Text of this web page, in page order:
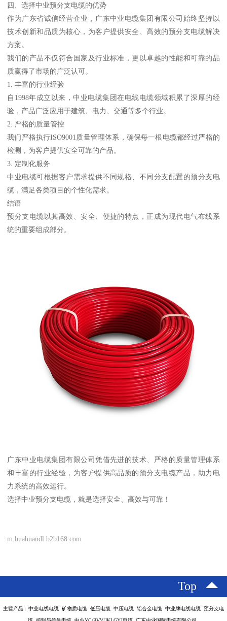
四、选择中业预分支电缆的优势
作为广东省诚信经营企业，广东中业电缆集团有限公司始终坚持以
技术创新和品质为核心，为客户提供安全、高效的预分支电缆解决
方案。
我们的产品不仅符合国家及行业标准，更以卓越的性能和可靠的品
质赢得了市场的广泛认可。
1. 丰富的行业经验
自1998年成立以来，中业电缆集团在电线电缆领域积累了深厚的经
验，产品广泛应用于建筑、电力、交通等多个行业。
2. 严格的质量管控
我们严格执行ISO9001质量管理体系，确保每一根电缆都经过严格的
检测，为客户提供安全可靠的产品。
3. 定制化服务
中业电缆可根据客户需求提供不同规格、不同分支配置的预分支电
缆，满足各类项目的个性化需求。
结语
预分支电缆以其高效、安全、便捷的特点，正成为现代电气布线系
统的重要组成部分。
广东中业电缆集团有限公司凭借先进的技术、严格的质量管理体系
和丰富的行业经验，为客户提供高品质的预分支电缆产品，助力电
力系统的高效运行。
选择中业预分支电缆，就是选择安全、高效与可靠！
m.huahuandl.b2b168.com
Top
主营产品：中业电线电缆 矿物质电缆 低压电缆 中压电缆 铝合金电缆 中业牌电线电缆 预分支电